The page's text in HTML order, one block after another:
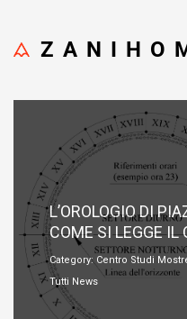
Settembre 8, 2021
L’OROLOGIO DI
COME SI LEGGE IL
Category: Centro Studi
Tutti News